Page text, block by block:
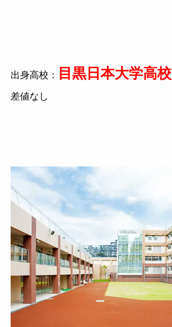
出身高校： 目黒日本大学高校
差値なし